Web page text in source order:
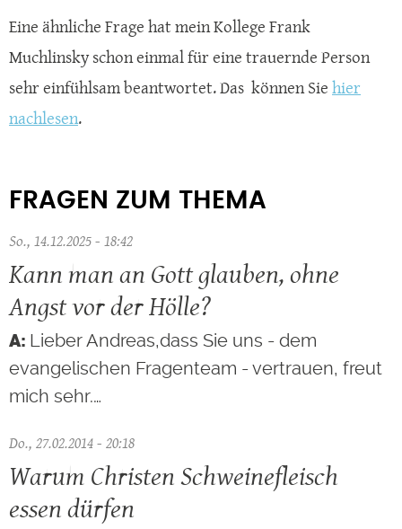
Eine ähnliche Frage hat mein Kollege Frank
Muchlinsky schon einmal für eine trauernde Person
sehr einfühlsam beantwortet. Das können Siehier
nachlesen.
FRAGEN ZUM THEMA
So., 14.12.2025 - 18:42
Kann man an Gott glauben, ohne
Angst vor der Hölle?
Lieber Andreas,dass Sie uns - dem
evangelischen Fragenteam - vertrauen, freut
mich sehr.…
Do., 27.02.2014 - 20:18
Warum Christen Schweinefleisch
essen dürfen